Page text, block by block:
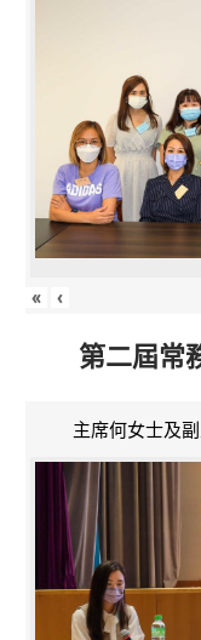
« ‹
第二屆常
主席何女士及